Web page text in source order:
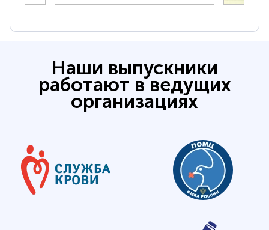
Наши выпускники
работают в ведущих
организациях